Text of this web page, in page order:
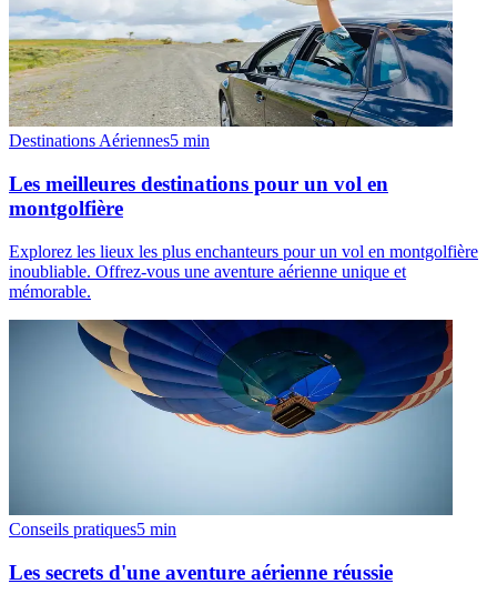
Destinations Aériennes5 min
Les meilleures destinations pour un vol en
montgolfière
Explorez les lieux les plus enchanteurs pour un vol en montgolfière
inoubliable. Offrez-vous une aventure aérienne unique et
mémorable.
Conseils pratiques5 min
Les secrets d'une aventure aérienne réussie